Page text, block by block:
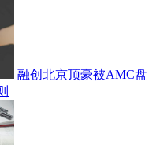
融创北京顶豪被AMC盘